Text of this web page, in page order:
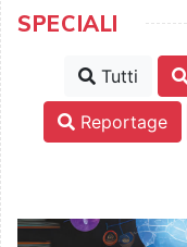
SPECIALI
Tutti
Reportage